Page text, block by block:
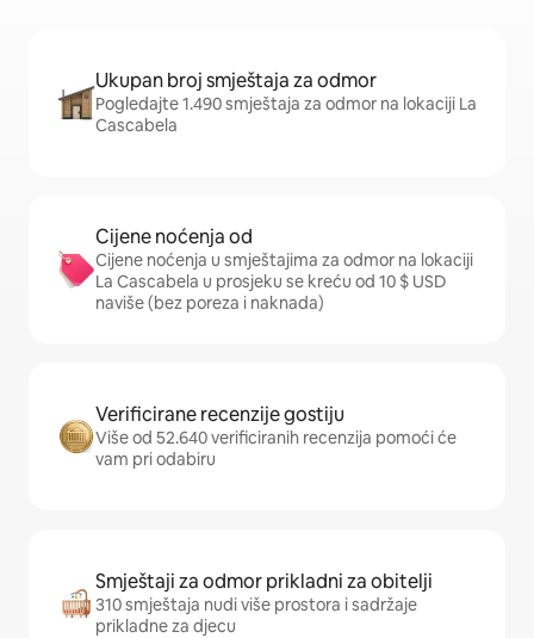
Ukupan broj smještaja za odmor
Pogledajte 1.490 smještaja za odmor na lokaciji La
Cascabela
Cijene noćenja od
Cijene noćenja u smještajima za odmor na lokaciji
La Cascabela u prosjeku se kreću od 10 $ USD
naviše (bez poreza i naknada)
Verificirane recenzije gostiju
Više od 52.640 verificiranih recenzija pomoći će
vam pri odabiru
Smještaji za odmor prikladni za obitelji
310 smještaja nudi više prostora i sadržaje
prikladne za djecu